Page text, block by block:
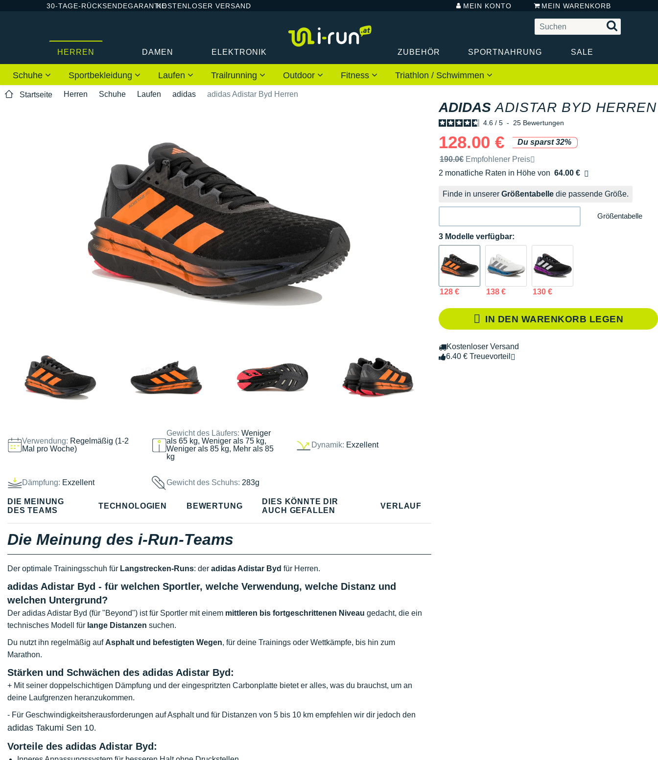
30-TAGE-RÜCKSENDEGARANTIEKOSTENLOSER VERSAND MEIN KONTO MEIN WARENKORB
HERREN DAMEN ELEKTRONIK ZUBEHÖR SPORTNAHRUNG SALE
Schuhe Sportbekleidung Laufen Trailrunning Outdoor Fitness Triathlon / Schwimmen
Startseite Herren Schuhe Laufen adidas adidas Adistar Byd Herren
Verwendung: Regelmäßig (1-2
Mal pro Woche)
Gewicht des Läufers:Weniger
als 65 kg, Weniger als 75 kg,
Weniger als 85 kg, Mehr als 85
kg
Dynamik: Exzellent
Dämpfung: Exzellent Gewicht des Schuhs: 283g
ADIDAS ADISTAR BYD HERREN
4.6 / 5 - 25 Bewertungen
128.00 €
Du sparst 32%
Unverbindliche Preisempfehlung der Marke
190.0€ Empfohlener Preis
2 monatliche Raten in Höhe von 64.00 €
Ohne Zusatzkosten
Finde in unserer Größentabelle die passende Größe.
Größentabelle
3 Modelle verfügbar:
128 € 138 € 130 €
IN DEN WARENKORB LEGEN
Kostenloser Versand
6.40 € Treuevorteil
DIE MEINUNG
DES TEAMS
TECHNOLOGIEN BEWERTUNG
DIES KÖNNTE DIR
AUCH GEFALLEN
VERLAUF
Die Meinung des i-Run-Teams
Der optimale Trainingsschuh für Langstrecken-Runs: der adidas Adistar Byd für Herren.
adidas Adistar Byd - für welchen Sportler, welche Verwendung, welche Distanz und
welchen Untergrund?
Der adidas Adistar Byd (für "Beyond") ist für Sportler mit einem mittleren bis fortgeschrittenen Niveau gedacht, die ein
technisches Modell für lange Distanzen suchen.
Du nutzt ihn regelmäßig auf Asphalt und befestigten Wegen, für deine Trainings oder Wettkämpfe, bis hin zum
Marathon.
Stärken und Schwächen des adidas Adistar Byd:
+ Mit seiner doppelschichtigen Dämpfung und der eingespritzten Carbonplatte bietet er alles, was du brauchst, um an
deine Laufgrenzen heranzukommen.
- Für Geschwindigkeitsherausforderungen auf Asphalt und für Distanzen von 5 bis 10 km empfehlen wir dir jedoch den
adidas Takumi Sen 10.
Vorteile des adidas Adistar Byd: